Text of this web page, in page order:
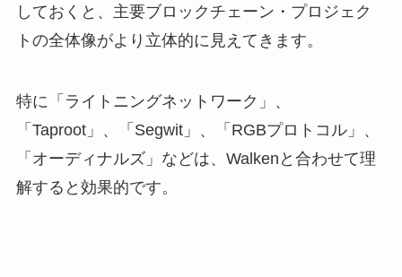
しておくと、主要ブロックチェーン・プロジェク
トの全体像がより立体的に見えてきます。
特に「ライトニングネットワーク」、
「Taproot」、「Segwit」、「RGBプロトコル」、
「オーディナルズ」などは、Walkenと合わせて理
解すると効果的です。